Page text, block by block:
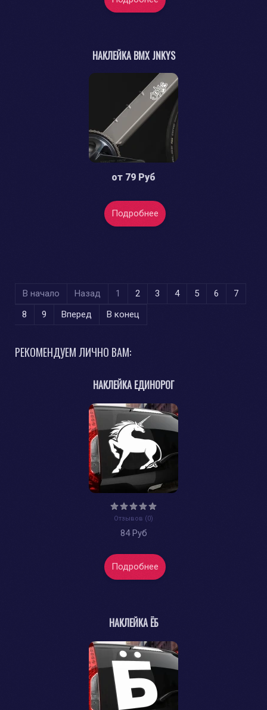
НАКЛЕЙКА BMX JNKYS
от 79 Руб
Подробнее
В начало Назад 1 2 3 4 5 6
7
8
9 Вперед В конец
РЕКОМЕНДУЕМ ЛИЧНО ВАМ:
НАКЛЕЙКА ЕДИНОРОГ
Отзывов (0)
84 Руб
Подробнее
НАКЛЕЙКА ЁБ